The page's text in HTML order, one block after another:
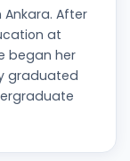
Ankara. After
at
began her
graduated